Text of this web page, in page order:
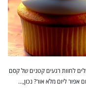
לחוות רגעים קטנים של קסם
ליום מלא אור? נכון,…